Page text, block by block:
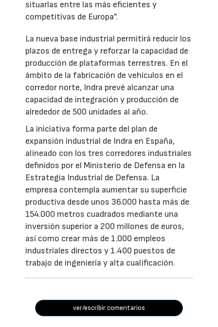
situarlas entre las más eficientes y
competitivas de Europa”.
La nueva base industrial permitirá reducir los
plazos de entrega y reforzar la capacidad de
producción de plataformas terrestres. En el
ámbito de la fabricación de vehículos en el
corredor norte, Indra prevé alcanzar una
capacidad de integración y producción de
alrededor de 500 unidades al año.
La iniciativa forma parte del plan de
expansión industrial de Indra en España,
alineado con los tres corredores industriales
definidos por el Ministerio de Defensa en la
Estrategia Industrial de Defensa. La
empresa contempla aumentar su superficie
productiva desde unos 36.000 hasta más de
154.000 metros cuadrados mediante una
inversión superior a 200 millones de euros,
así como crear más de 1.000 empleos
industriales directos y 1.400 puestos de
trabajo de ingeniería y alta cualificación.
ver/escribir comentarios